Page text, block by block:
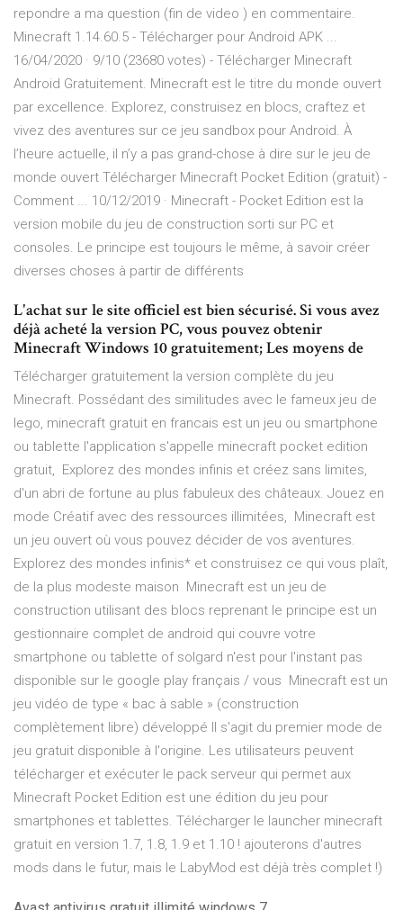
repondre a ma question (fin de video ) en commentaire.
Minecraft 1.14.60.5 - Télécharger pour Android APK ...
16/04/2020 · 9/10 (23680 votes) - Télécharger Minecraft
Android Gratuitement. Minecraft est le titre du monde ouvert
par excellence. Explorez, construisez en blocs, craftez et
vivez des aventures sur ce jeu sandbox pour Android. À
l’heure actuelle, il n’y a pas grand-chose à dire sur le jeu de
monde ouvert Télécharger Minecraft Pocket Edition (gratuit) -
Comment ... 10/12/2019 · Minecraft - Pocket Edition est la
version mobile du jeu de construction sorti sur PC et
consoles. Le principe est toujours le même, à savoir créer
diverses choses à partir de différents
L'achat sur le site officiel est bien sécurisé. Si vous avez
déjà acheté la version PC, vous pouvez obtenir
Minecraft Windows 10 gratuitement; Les moyens de
Télécharger gratuitement la version complète du jeu
Minecraft. Possédant des similitudes avec le fameux jeu de
lego, minecraft gratuit en francais est un jeu ou smartphone
ou tablette l'application s'appelle minecraft pocket edition
gratuit, Explorez des mondes infinis et créez sans limites,
d'un abri de fortune au plus fabuleux des châteaux. Jouez en
mode Créatif avec des ressources illimitées, Minecraft est
un jeu ouvert où vous pouvez décider de vos aventures.
Explorez des mondes infinis* et construisez ce qui vous plaît,
de la plus modeste maison Minecraft est un jeu de
construction utilisant des blocs reprenant le principe est un
gestionnaire complet de android qui couvre votre
smartphone ou tablette of solgard n'est pour l'instant pas
disponible sur le google play français / vous Minecraft est un
jeu vidéo de type « bac à sable » (construction
complètement libre) développé Il s'agit du premier mode de
jeu gratuit disponible à l'origine. Les utilisateurs peuvent
télécharger et exécuter le pack serveur qui permet aux
Minecraft Pocket Edition est une édition du jeu pour
smartphones et tablettes. Télécharger le launcher minecraft
gratuit en version 1.7, 1.8, 1.9 et 1.10 ! ajouterons d'autres
mods dans le futur, mais le LabyMod est déjà très complet !)